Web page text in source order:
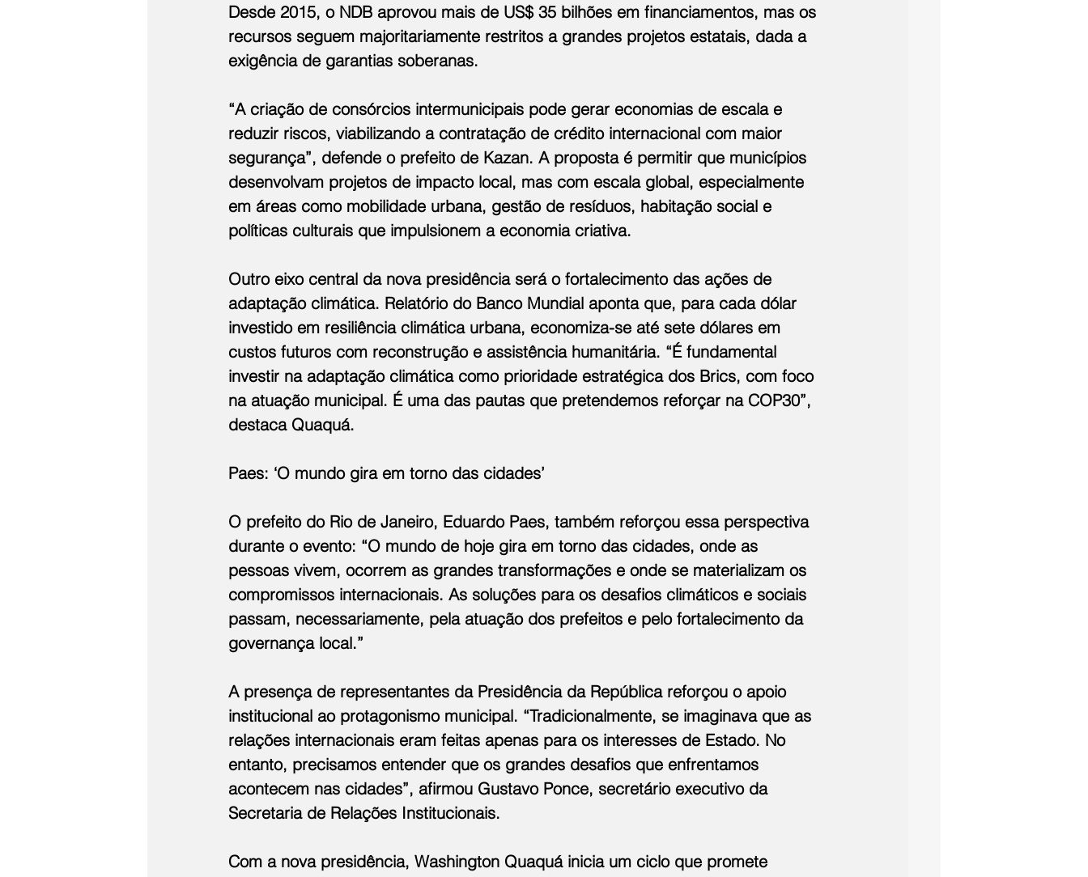
Desde 2015, o NDB aprovou mais de US$ 35 bilhões em financiamentos, mas os
recursos seguem majoritariamente restritos a grandes projetos estatais, dada a
exigência de garantias soberanas.
“A criação de consórcios intermunicipais pode gerar economias de escala e
reduzir riscos, viabilizando a contratação de crédito internacional com maior
segurança”, defende o prefeito de Kazan. A proposta é permitir que municípios
desenvolvam projetos de impacto local, mas com escala global, especialmente
em áreas como mobilidade urbana, gestão de resíduos, habitação social e
políticas culturais que impulsionem a economia criativa.
Outro eixo central da nova presidência será o fortalecimento das ações de
adaptação climática. Relatório do Banco Mundial aponta que, para cada dólar
investido em resiliência climática urbana, economiza-se até sete dólares em
custos futuros com reconstrução e assistência humanitária. “É fundamental
investir na adaptação climática como prioridade estratégica dos Brics, com foco
na atuação municipal. É uma das pautas que pretendemos reforçar na COP30”,
destaca Quaquá.
Paes: ‘O mundo gira em torno das cidades’
O prefeito do Rio de Janeiro, Eduardo Paes, também reforçou essa perspectiva
durante o evento: “O mundo de hoje gira em torno das cidades, onde as
pessoas vivem, ocorrem as grandes transformações e onde se materializam os
compromissos internacionais. As soluções para os desafios climáticos e sociais
passam, necessariamente, pela atuação dos prefeitos e pelo fortalecimento da
governança local.”
A presença de representantes da Presidência da República reforçou o apoio
institucional ao protagonismo municipal. “Tradicionalmente, se imaginava que as
relações internacionais eram feitas apenas para os interesses de Estado. No
entanto, precisamos entender que os grandes desafios que enfrentamos
acontecem nas cidades”, afirmou Gustavo Ponce, secretário executivo da
Secretaria de Relações Institucionais.
Com a nova presidência, Washington Quaquá inicia um ciclo que promete